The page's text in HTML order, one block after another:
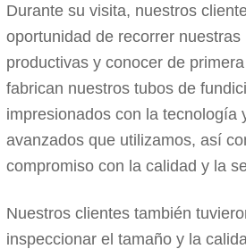
Durante su visita, nuestros
oportunidad de recorrer nuestras
productivas y conocer de
fabrican nuestros tubos de
impresionados con la tecnología
avanzados que utilizamos, así
compromiso con la calidad y la
Nuestros clientes también
inspeccionar el tamaño y la